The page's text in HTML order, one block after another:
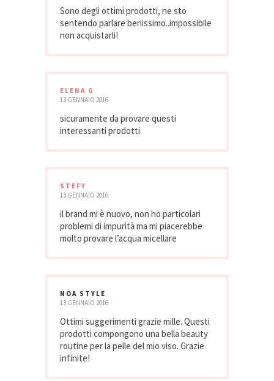
Sono degli ottimi prodotti, ne sto
sentendo parlare benissimo..impossibile
non acquistarli!
ELENA G
13 GENNAIO 2016
sicuramente da provare questi
interessanti prodotti
STEFY
13 GENNAIO 2016
il brand mi è nuovo, non ho particolari
problemi di impurità ma mi piacerebbe
molto provare l’acqua micellare
NOA STYLE
13 GENNAIO 2016
Ottimi suggerimenti grazie mille. Questi
prodotti compongono una bella beauty
routine per la pelle del mio viso. Grazie
infinite!